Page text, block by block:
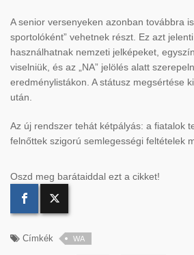
A senior versenyeken azonban továbbra
sportolóként” vehetnek részt. Ez azt
használhatnak nemzeti jelképeket,
viselniük, és az „NA” jelölés alatt
eredménylistákon. A státusz megsértése
után.
Az új rendszer tehát kétpályás: a fiatalok
felnőttek szigorú semlegességi feltételek
Oszd meg barátaiddal ezt a cikket!
Címkék WA